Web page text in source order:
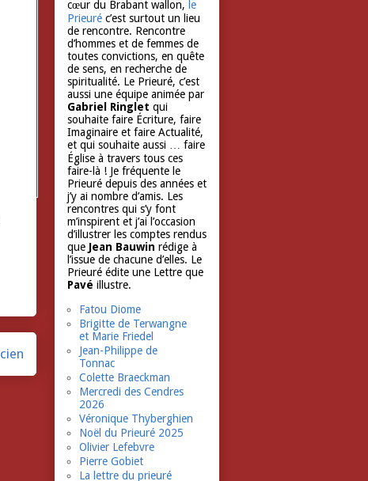
cœur du Brabant wallon, le
Prieuré c’est surtout un lieu
de rencontre. Rencontre
d’hommes et de femmes de
toutes convictions, en quête
de sens, en recherche de
spiritualité. Le Prieuré, c’est
aussi une équipe animée par
Gabriel Ringlet qui
souhaite faire Écriture, faire
Imaginaire et faire Actualité,
et qui souhaite aussi … faire
Église à travers tous ces
faire-là ! Je fréquente le
Prieuré depuis des années et
j’y ai nombre d’amis. Les
rencontres qui s’y font
m’inspirent et j’ai l’occasion
d’illustrer les comptes rendus
que Jean Bauwin rédige à
l’issue de chacune d’elles. Le
Prieuré édite une Lettre que
Pavé illustre.
Fatou Diome
Brigitte de Terwangne
et Marie Friedel
Jean-Philippe de
Tonnac
Colette Braeckman
Mercredi des Cendres
2026
Véronique Thyberghien
Noël du Prieuré 2025
Olivier Lefebvre
Pierre Gobiet
La lettre du prieuré